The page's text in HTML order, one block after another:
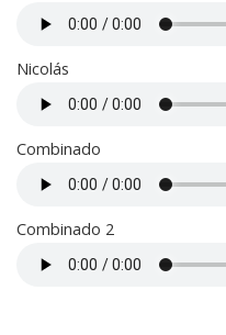
Nicolás
Combinado
Combinado 2